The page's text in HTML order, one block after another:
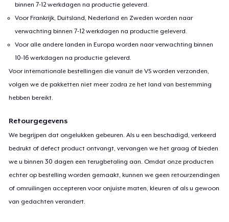
binnen 7-12 werkdagen na productie geleverd.
Voor Frankrijk, Duitsland, Nederland en Zweden worden naar
verwachting binnen 7-12 werkdagen na productie geleverd.
Voor alle andere landen in Europa worden naar verwachting binnen
10-16 werkdagen na productie geleverd.
Voor internationale bestellingen die vanuit de VS worden verzonden,
volgen we de pakketten niet meer zodra ze het land van bestemming
hebben bereikt.
Retourgegevens
We begrijpen dat ongelukken gebeuren. Als u een beschadigd, verkeerd
bedrukt of defect product ontvangt, vervangen we het graag of bieden
we u binnen 30 dagen een terugbetaling aan. Omdat onze producten
echter op bestelling worden gemaakt, kunnen we geen retourzendingen
of omruilingen accepteren voor onjuiste maten, kleuren of als u gewoon
van gedachten verandert.